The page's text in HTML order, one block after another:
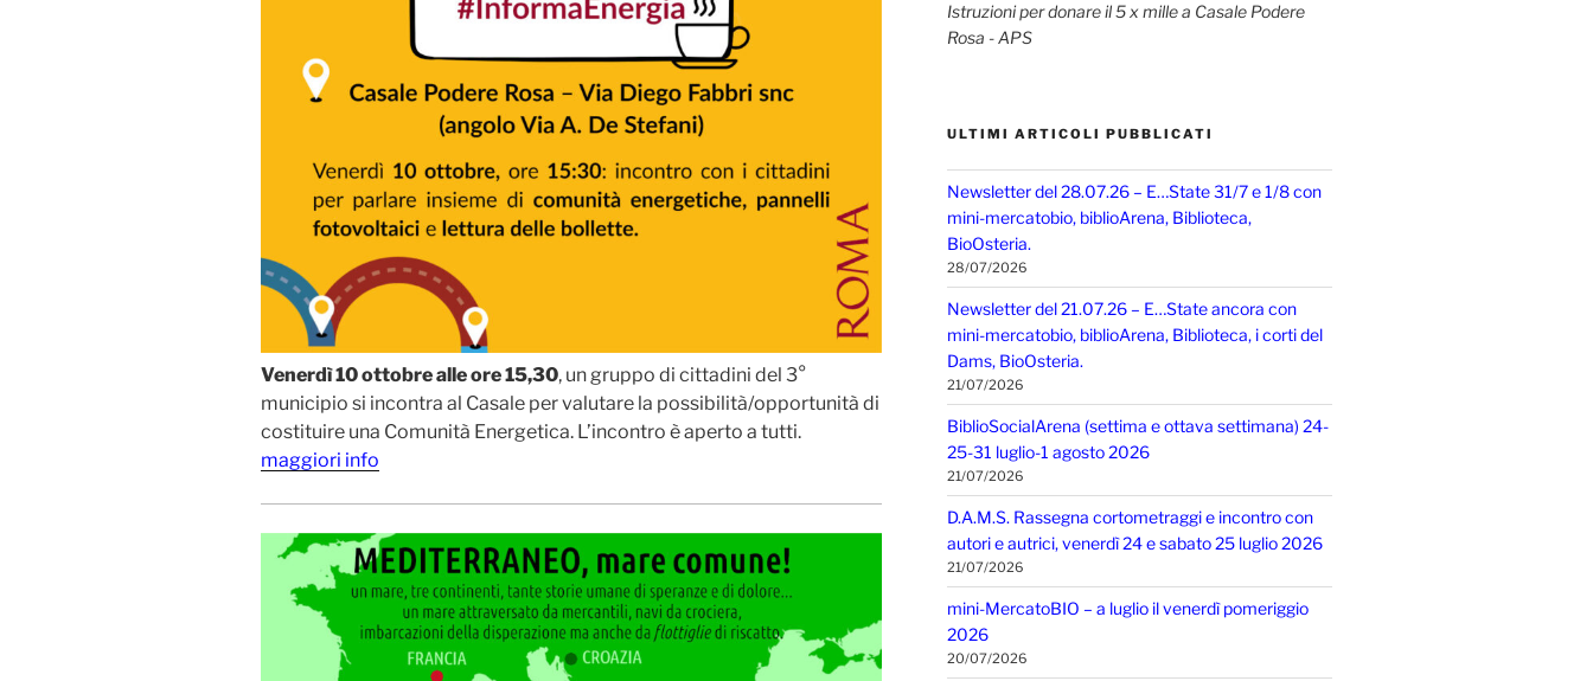
Venerdì 10 ottobre alle ore 15,30, un gruppo di cittadini del 3°
municipio si incontra al Casale per valutare la possibilità/opportunità di
costituire una Comunità Energetica. L’incontro è aperto a tutti.
maggiori info
Istruzioni per donare il 5 x mille a Casale Podere
Rosa - APS
ULTIMI ARTICOLI PUBBLICATI
Newsletter del 28.07.26 – E…State 31/7 e 1/8 con
mini-mercatobio, biblioArena, Biblioteca,
BioOsteria.
28/07/2026
Newsletter del 21.07.26 – E…State ancora con
mini-mercatobio, biblioArena, Biblioteca, i corti del
Dams, BioOsteria.
21/07/2026
BiblioSocialArena (settima e ottava settimana) 24-
25-31 luglio-1 agosto 2026
21/07/2026
D.A.M.S. Rassegna cortometraggi e incontro con
autori e autrici, venerdì 24 e sabato 25 luglio 2026
21/07/2026
mini-MercatoBIO – a luglio il venerdì pomeriggio
2026
20/07/2026